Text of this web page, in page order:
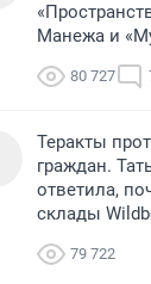
Манежа и
80 727
Теракты
граждан.
ответила,
склады
79 722